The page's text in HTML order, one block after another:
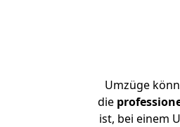
Umzüge
die
ist, bei einem